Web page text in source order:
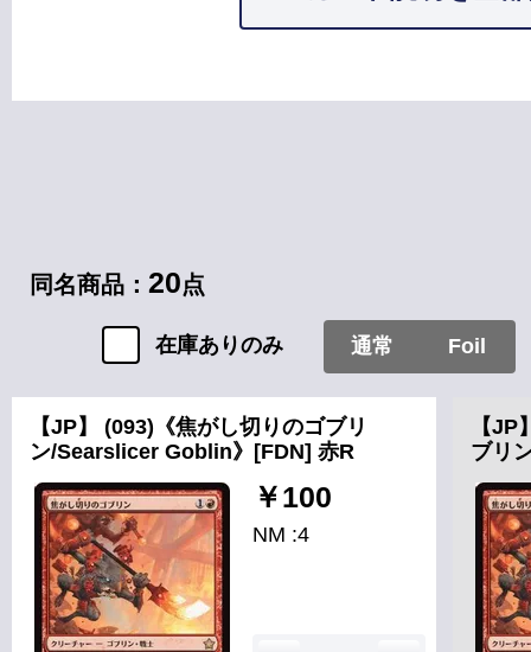
同名商品：20点
在庫ありのみ 通常 Foil
【JP】 (093)《焦がし切りのゴブリ
ン/Searslicer Goblin》[FDN] 赤R
￥100
NM :4
【
ブリ